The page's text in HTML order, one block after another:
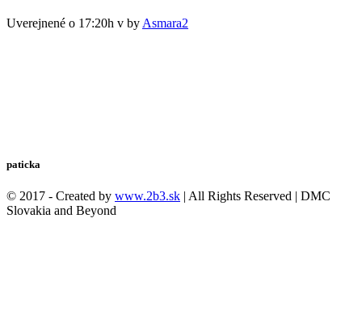
Uverejnené o 17:20h v by Asmara2
paticka
© 2017 - Created by www.2b3.sk | All Rights Reserved | DMC
Slovakia and Beyond